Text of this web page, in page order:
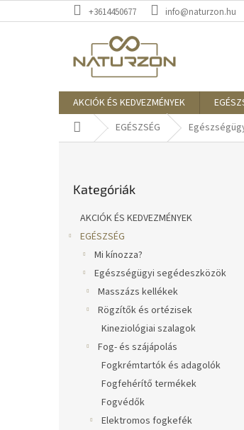
a
+3614450677 info@naturzon.hu
AKCIÓK ÉS KEDVEZMÉNYEK
KezdőlapEGÉSZSÉG
átugrása
Kategóriák
AKCIÓK ÉS KEDVEZMÉNYEK
EGÉSZSÉG
Mi kínozza?
Egészségügyi segédeszközök
Masszázs kellékek
Rögzítők és ortézisek
Kineziológiai szalagok
Fog- és szájápolás
Fogkrémtartók és adagolók
Fogfehérítő termékek
Fogvédők
Elektromos fogkefék